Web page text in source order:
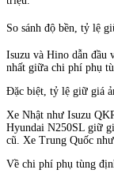
So sánh độ bền, tỷ lệ
Isuzu và Hino dẫn đầu
nhất giữa chi phí phụ
Đặc biệt, tỷ lệ giữ giá
Xe Nhật như Isuzu
Hyundai N250SL giữ
cũ. Xe Trung Quốc
Về chi phí phụ tùng